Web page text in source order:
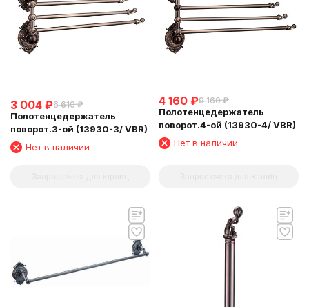
3 004 ₽6 610 ₽
Полотенцедержатель
поворот.3-ой (13930-3/ VBR)
Нет в наличии
4 160 ₽9 160 ₽
Полотенцедержатель
поворот.4-ой (13930-4/ VBR)
Нет в наличии